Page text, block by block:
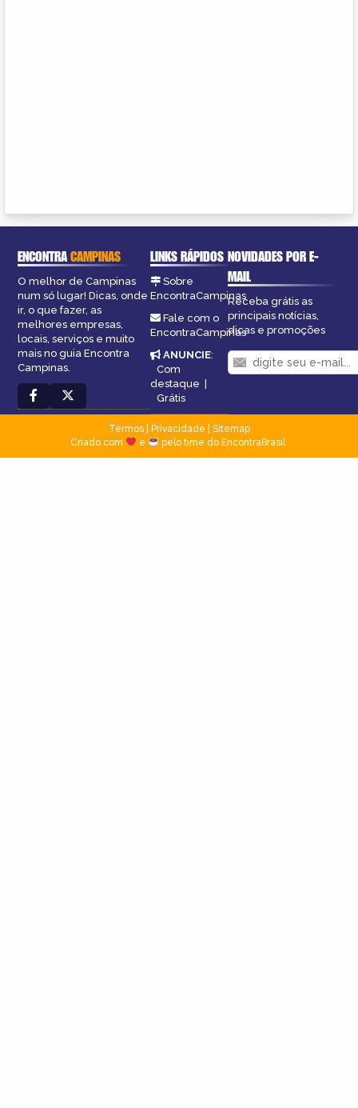
ENCONTRACAMPINAS
O melhor de Campinas
num só lugar! Dicas, onde
ir, o que fazer, as
melhores empresas,
locais, serviços e muito
mais no guia Encontra
Campinas.
LINKS RÁPIDOS
Sobre
EncontraCampinas
Fale com o
EncontraCampinas
ANUNCIE:
Com
destaque |
Grátis
NOVIDADES POR E-
MAIL
Receba grátis as
principais notícias,
dicas e promoções
Termos| Privacidade
Sitemap
Criado com
e pelo time do EncontraBrasil